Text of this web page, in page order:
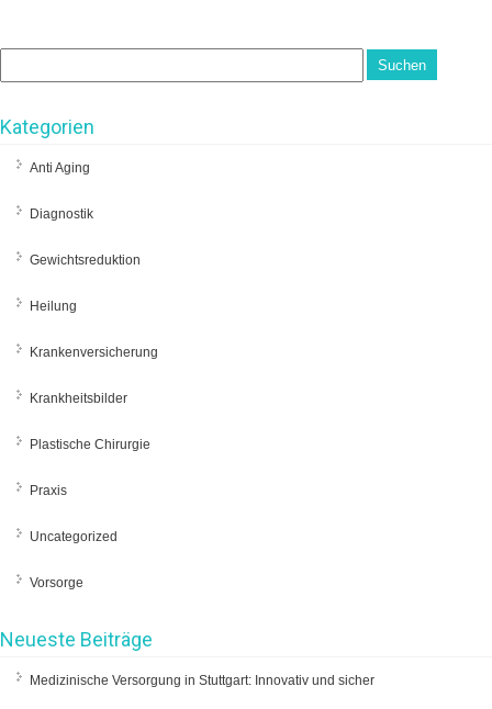
Kategorien
Anti Aging
Diagnostik
Gewichtsreduktion
Heilung
Krankenversicherung
Krankheitsbilder
Plastische Chirurgie
Praxis
Uncategorized
Vorsorge
Neueste Beiträge
Medizinische Versorgung in Stuttgart: Innovativ und sicher